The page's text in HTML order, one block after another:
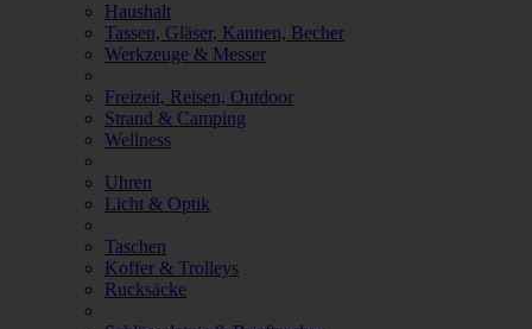
Haushalt
Tassen, Gläser, Kannen, Becher
Werkzeuge & Messer
Freizeit, Reisen, Outdoor
Strand & Camping
Wellness
Uhren
Licht & Optik
Taschen
Koffer & Trolleys
Rucksäcke